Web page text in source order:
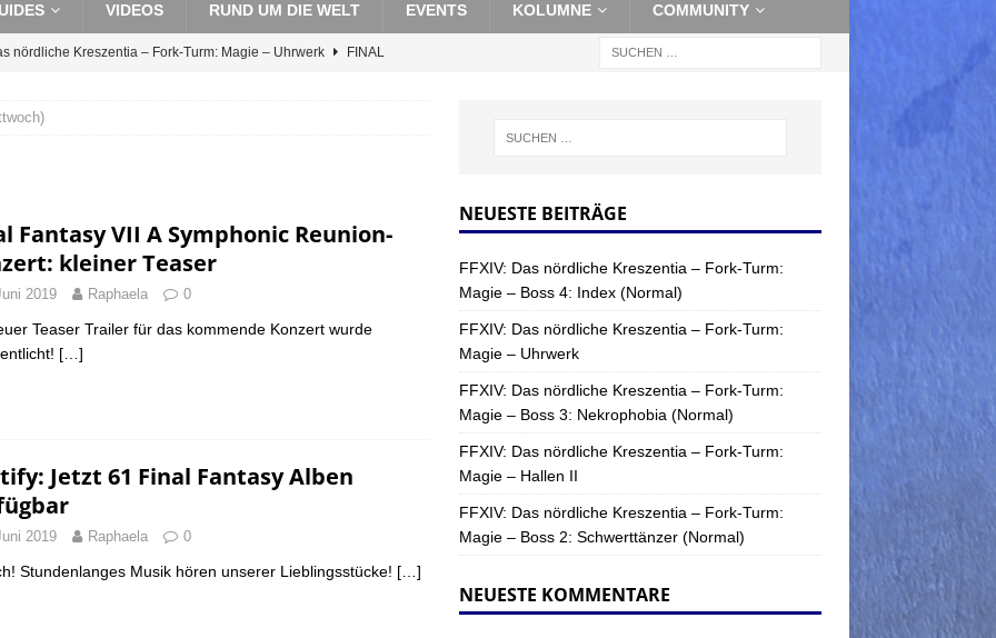
VIDEOS RUND UM DIE WELT EVENTS KOLUMNE COMMUNITY
nördliche Kreszentia – Fork-Turm: Magie – Uhrwerk FINAL
nördliche Kreszentia – Fork-Turm: Magie – Boss 3: Nekrophobia
nördliche Kreszentia – Fork-Turm: Magie – Boss 4: Index (Normal)
Fantasy VII A Symphonic Reunion-
kleiner Teaser
2019 Raphaela 0
Teaser Trailer für das kommende Konzert wurde
[…]
Jetzt 61 Final Fantasy Alben
2019 Raphaela 0
Stundenlanges Musik hören unserer Lieblingsstücke! […]
NEUESTE BEITRÄGE
FFXIV: Das nördliche Kreszentia – Fork-Turm:
Magie – Boss 4: Index (Normal)
FFXIV: Das nördliche Kreszentia – Fork-Turm:
Magie – Uhrwerk
FFXIV: Das nördliche Kreszentia – Fork-Turm:
Magie – Boss 3: Nekrophobia (Normal)
FFXIV: Das nördliche Kreszentia – Fork-Turm:
Magie – Hallen II
FFXIV: Das nördliche Kreszentia – Fork-Turm:
Magie – Boss 2: Schwerttänzer (Normal)
NEUESTE KOMMENTARE